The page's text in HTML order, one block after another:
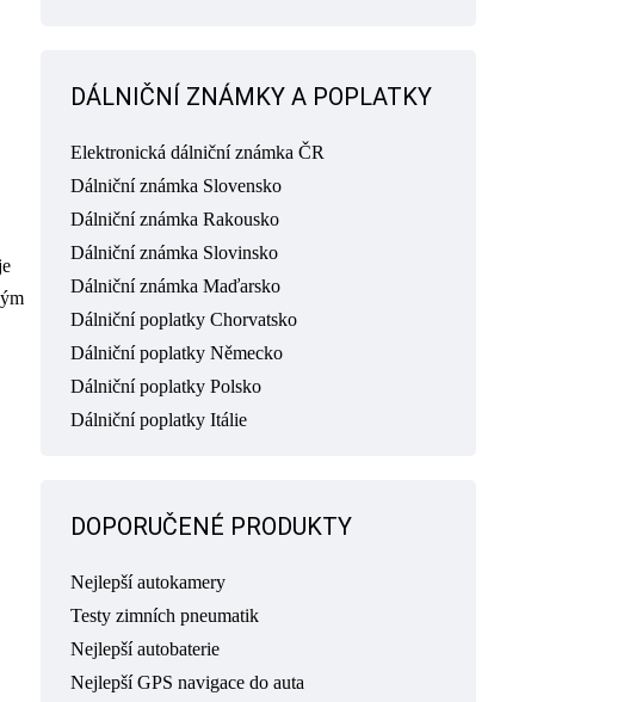
DÁLNIČNÍ ZNÁMKY A POPLATKY
Elektronická dálniční známka ČR
Dálniční známka Slovensko
Dálniční známka Rakousko
Dálniční známka Slovinsko
Dálniční známka Maďarsko
Dálniční poplatky Chorvatsko
Dálniční poplatky Německo
Dálniční poplatky Polsko
Dálniční poplatky Itálie
DOPORUČENÉ PRODUKTY
Nejlepší autokamery
Testy zimních pneumatik
Nejlepší autobaterie
Nejlepší GPS navigace do auta